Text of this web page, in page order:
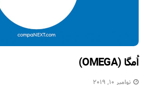
اُمگا (OMEGA)
نوامبر 10, 2019